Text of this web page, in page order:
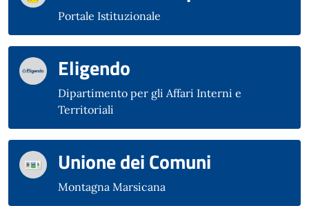
Portale Istituzionale
Eligendo
Dipartimento per gli Affari Interni e
Territoriali
Unione dei Comuni
Montagna Marsicana